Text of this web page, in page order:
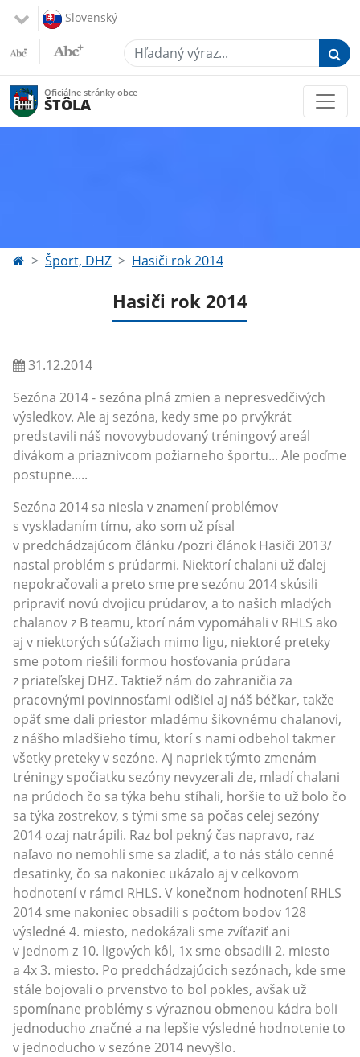
Slovenský
Hľadaný výraz...
Oficiálne stránky obce
ŠTÔLA
Šport, DHZ Hasiči rok 2014
Hasiči rok 2014
31.12.2014
Sezóna 2014 - sezóna plná zmien a nepresvedčivých
výsledkov. Ale aj sezóna, kedy sme po prvýkrát
predstavili náš novovybudovaný tréningový areál
divákom a priaznivcom požiarneho športu... Ale poďme
postupne.....
Sezóna 2014 sa niesla v znamení problémov
s vyskladaním tímu, ako som už písal
v predchádzajúcom článku /pozri článok Hasiči 2013/
nastal problém s prúdarmi. Niektorí chalani už ďalej
nepokračovali a preto sme pre sezónu 2014 skúsili
pripraviť novú dvojicu prúdarov, a to našich mladých
chalanov z B teamu, ktorí nám vypomáhali v RHLS ako
aj v niektorých súťažiach mimo ligu, niektoré preteky
sme potom riešili formou hosťovania prúdara
z priateľskej DHZ. Taktiež nám do zahraničia za
pracovnými povinnosťami odišiel aj náš béčkar, takže
opäť sme dali priestor mladému šikovnému chalanovi,
z nášho mladšieho tímu, ktorí s nami odbehol takmer
všetky preteky v sezóne. Aj napriek týmto zmenám
tréningy spočiatku sezóny nevyzerali zle, mladí chalani
na prúdoch čo sa týka behu stíhali, horšie to už bolo čo
sa týka zostrekov, s tými sme sa počas celej sezóny
2014 ozaj natrápili. Raz bol pekný čas napravo, raz
naľavo no nemohli sme sa zladiť, a to nás stálo cenné
desatinky, čo sa nakoniec ukázalo aj v celkovom
hodnotení v rámci RHLS. V konečnom hodnotení RHLS
2014 sme nakoniec obsadili s počtom bodov 128
výsledné 4. miesto, nedokázali sme zvíťaziť ani
v jednom z 10. ligových kôl, 1x sme obsadili 2. miesto
a 4x 3. miesto. Po predchádzajúcich sezónach, kde sme
stále bojovali o prvenstvo to bol pokles, avšak už
spomínane problémy s výraznou obmenou kádra boli
jednoducho značné a na lepšie výsledné hodnotenie to
v jednoducho v sezóne 2014 nevyšlo.